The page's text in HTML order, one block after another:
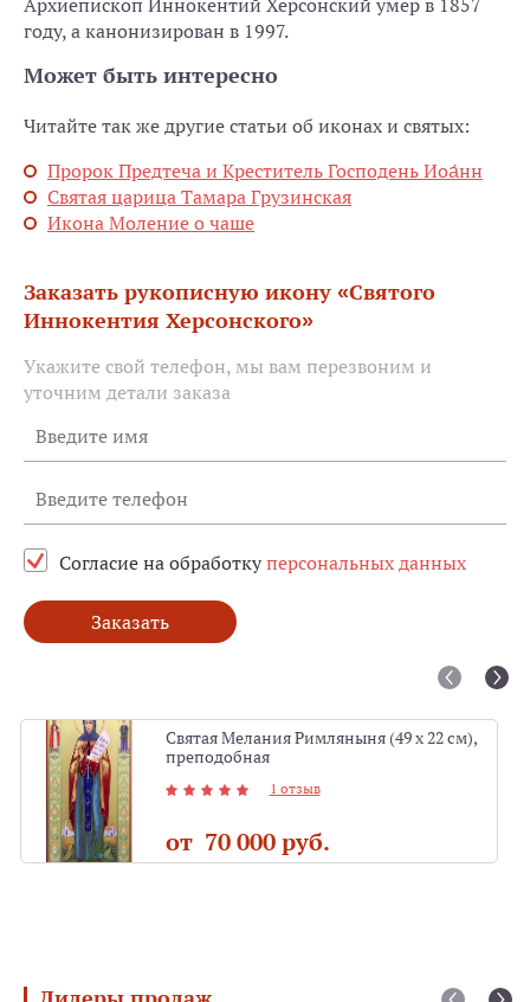
Архиепископ Иннокентий Херсонский умер в 1857
году, а канонизирован в 1997.
Может быть интересно
Читайте так же другие статьи об иконах и святых:
Пророк Предтеча и Креститель Господень Иоа́нн
Святая царица Тамара Грузинская
Икона Моление о чаше
Заказать рукописную икону «Святого
Иннокентия Херсонского»
Укажите свой телефон, мы вам перезвоним и
уточним детали заказа
Согласие на обработкуперсональных данных
Заказать
Святая Мелания Римляныня (49 х 22 см),
преподобная
от 70 000 руб.
1 отзыв